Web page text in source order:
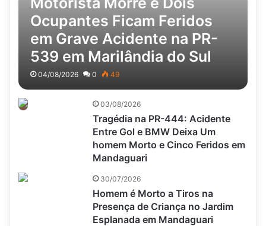
Ocupantes Ficam Feridos
em Grave Acidente na PR-
539 em Marilândia do Sul
04/08/2026 0 49
03/08/2026
Tragédia na PR-444: Acidente
Entre Gol e BMW Deixa Um
homem Morto e Cinco Feridos em
Mandaguari
30/07/2026
Homem é Morto a Tiros na
Presença de Criança no Jardim
Esplanada em Mandaguari